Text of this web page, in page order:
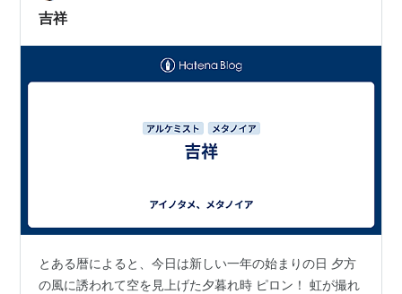
吉祥
とある暦によると、今日は新しい一年の始まりの日 夕方
の風に誘われて空を見上げた夕暮れ時 ピロン！ 虹が撮れ